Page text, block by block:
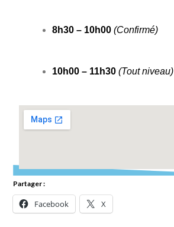
8h30 – 10h00(Confirmé)
10h00 – 11h30(Tout niveau)
Partager :
Facebook X